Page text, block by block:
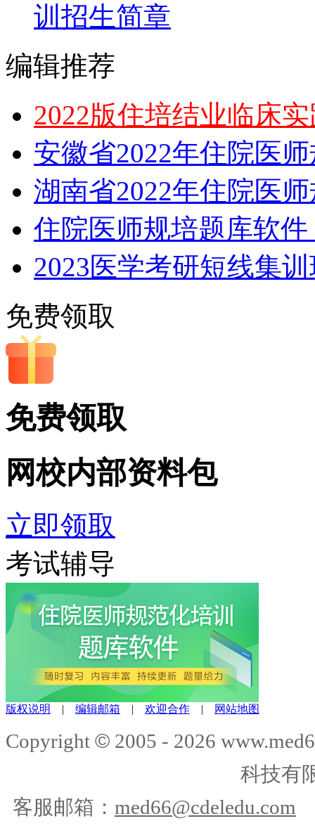
训招生简章
编辑推荐
2022版住培结业临床
安徽省2022年住院医
湖南省2022年住院医
住院医师规培题库软
2023医学考研短线集
免费领取
免费领取
网校内部资料包
立即领取
考试辅导
版权说明 编辑邮箱 欢迎合作 网站地图
Copyright © 2005 - 2026
科技有
客服邮箱： med66@cdeledu.com